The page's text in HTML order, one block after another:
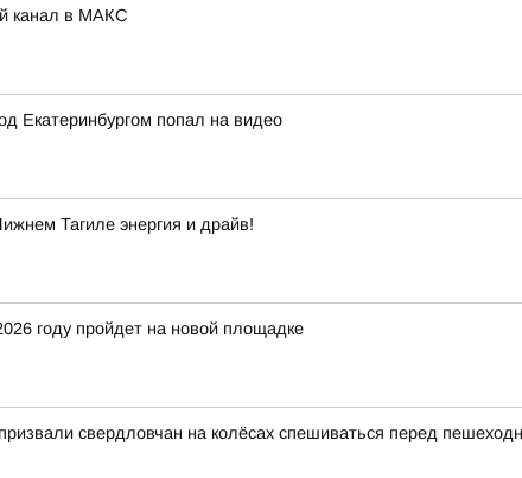
канал в МАКС
Екатеринбургом попал на видео
Тагиле энергия и драйв!
году пройдет на новой площадке
свердловчан на колёсах спешиваться перед